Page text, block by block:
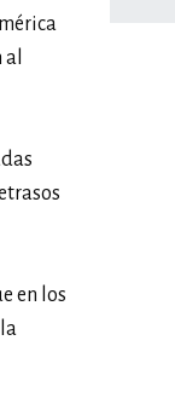
en los